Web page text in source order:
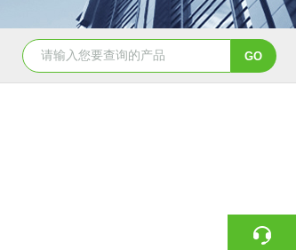
A4-CNBCT 平台、落地计数秤 AE504-